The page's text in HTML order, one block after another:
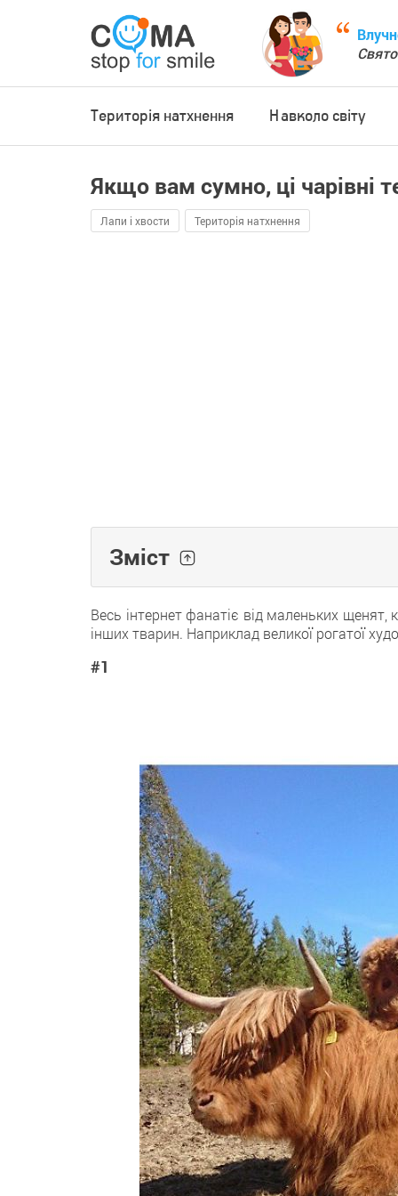
Територія натхнення Навколо світу
Якщо вам сумно, ці чарівні
Лапи і хвости Територія натхнення
Зміст
Весь інтернет фанатіє від маленьких
інших тварин. Наприклад великої рогатої
#1